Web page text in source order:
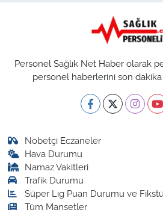
Personel Sağlık Net Haber olarak
personel haberlerini son
Nöbetçi Eczaneler
Hava Durumu
Namaz Vakitleri
Trafik Durumu
Süper Lig Puan Durumu ve
Tüm Manşetler